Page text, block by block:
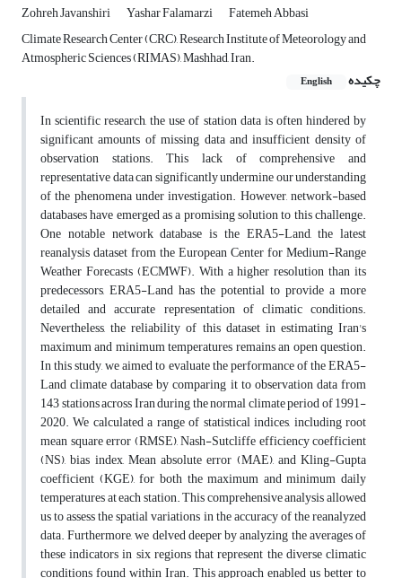
Zohreh Javanshiri Yashar Falamarzi
Fatemeh Abbasi
Climate Research Center (CRC), Research Institute of Meteorology and
Atmospheric Sciences (RIMAS), Mashhad, Iran.
چکیده
English
In scientific research, the use of station data is often hindered by
significant amounts of missing data and insufficient density of
observation stations. This lack of comprehensive and
representative data can significantly undermine our understanding
of the phenomena under investigation. However, network-based
databases have emerged as a promising solution to this challenge.
One notable network database is the ERA5-Land, the latest
reanalysis dataset from the European Center for Medium-Range
Weather Forecasts (ECMWF). With a higher resolution than its
predecessors, ERA5-Land has the potential to provide a more
detailed and accurate representation of climatic conditions.
Nevertheless, the reliability of this dataset in estimating Iran's
maximum and minimum temperatures remains an open question.
In this study, we aimed to evaluate the performance of the ERA5-
Land climate database by comparing it to observation data from
143 stations across Iran during the normal climate period of 1991-
2020. We calculated a range of statistical indices, including root
mean square error (RMSE), Nash-Sutcliffe efficiency coefficient
(NS), bias index, Mean absolute error (MAE), and Kling-Gupta
coefficient (KGE), for both the maximum and minimum daily
temperatures at each station. This comprehensive analysis allowed
us to assess the spatial variations in the accuracy of the reanalyzed
data. Furthermore, we delved deeper by analyzing the averages of
these indicators in six regions that represent the diverse climatic